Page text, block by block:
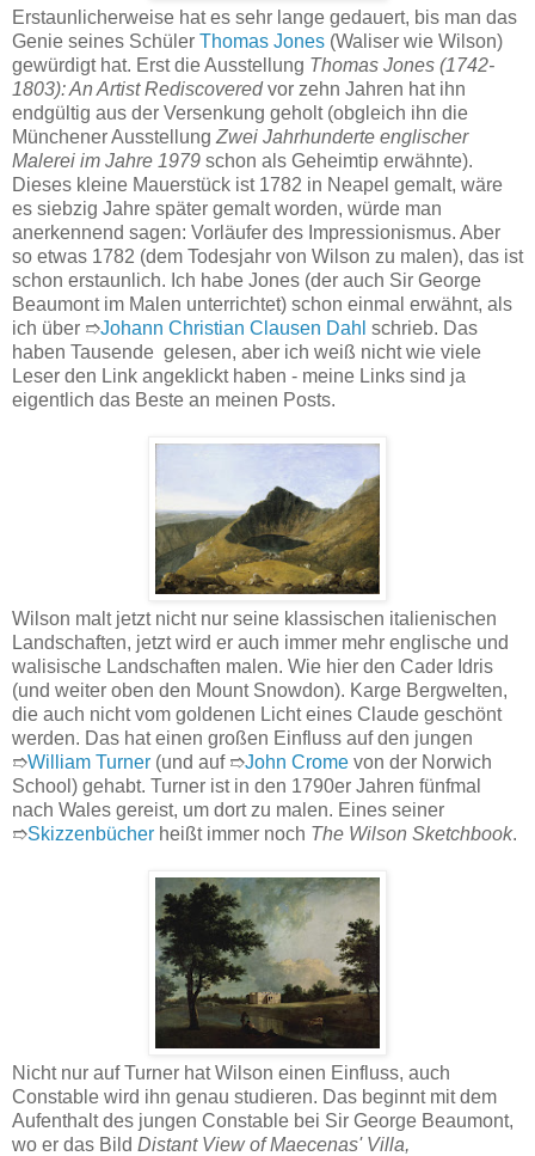
Erstaunlicherweise hat es sehr lange gedauert, bis man das
Genie seines Schüler Thomas Jones (Waliser wie Wilson)
gewürdigt hat. Erst die Ausstellung Thomas Jones (1742-
1803): An Artist Rediscoveredvor zehn Jahren hat ihn
endgültig aus der Versenkung geholt (obgleich ihn die
Münchener Ausstellung Zwei Jahrhunderte englischer
Malerei im Jahre 1979 schon als Geheimtip erwähnte).
Dieses kleine Mauerstück ist 1782 in Neapel gemalt, wäre
es siebzig Jahre später gemalt worden, würde man
anerkennend sagen: Vorläufer des Impressionismus. Aber
so etwas 1782 (dem Todesjahr von Wilson zu malen), das ist
schon erstaunlich. Ich habe Jones (der auch Sir George
Beaumont im Malen unterrichtet) schon einmal erwähnt, als
ich über ➱Johann Christian Clausen Dahl schrieb. Das
haben Tausende gelesen, aber ich weiß nicht wie viele
Leser den Link angeklickt haben - meine Links sind ja
eigentlich das Beste an meinen Posts.
Wilson malt jetzt nicht nur seine klassischen italienischen
Landschaften, jetzt wird er auch immer mehr englische und
walisische Landschaften malen. Wie hier den Cader Idris
(und weiter oben den Mount Snowdon). Karge Bergwelten,
die auch nicht vom goldenen Licht eines Claude geschönt
werden. Das hat einen großen Einfluss auf den jungen
➱William Turner (und auf ➱John Crome von der Norwich
School) gehabt. Turner ist in den 1790er Jahren fünfmal
nach Wales gereist, um dort zu malen. Eines seiner
➱Skizzenbücher heißt immer noch The Wilson Sketchbook.
Nicht nur auf Turner hat Wilson einen Einfluss, auch
Constable wird ihn genau studieren. Das beginnt mit dem
Aufenthalt des jungen Constable bei Sir George Beaumont,
wo er das Bild Distant View of Maecenas' Villa,